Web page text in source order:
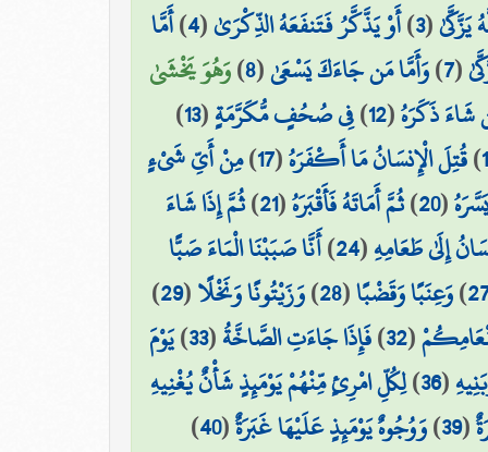
يَزَّكَّىٰ(
3
)أَوْ يَذَّكَّرُ فَتَنفَعَهُ الذِّكْرَىٰ(
4
)أَمَّا
(
7
)وَأَمَّا مَن جَاءَكَ يَسْعَىٰ(
8
)وَهُوَ يَخْشَىٰ
شَاءَ ذَكَرَهُ(
12
)فِي صُحُفٍ مُّكَرَّمَةٍ(
13
)
)قُتِلَ الْإِنسَانُ مَا أَكْفَرَهُ(
17
)مِنْ أَيِّ شَيْءٍ
(
20
)ثُمَّ أَمَاتَهُ فَأَقْبَرَهُ(
21
)ثُمَّ إِذَا شَاءَ
إِلَىٰ طَعَامِهِ(
24
)أَنَّا صَبَبْنَا الْمَاءَ صَبًّا
)وَعِنَبًا وَقَضْبًا(
28
)وَزَيْتُونًا وَنَخْلًا(
29
)
(
32
)فَإِذَا جَاءَتِ الصَّاخَّةُ(
33
)يَوْمَ
(
36
)لِكُلِّ امْرِئٍ مِّنْهُمْ يَوْمَئِذٍ شَأْنٌ يُغْنِيهِ
(
39
)وَوُجُوهٌ يَوْمَئِذٍ عَلَيْهَا غَبَرَةٌ(
40
)